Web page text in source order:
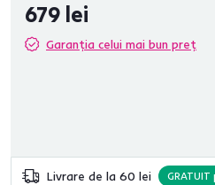
679 lei
Garanția celui mai bun preț
Livrare de la 60 lei